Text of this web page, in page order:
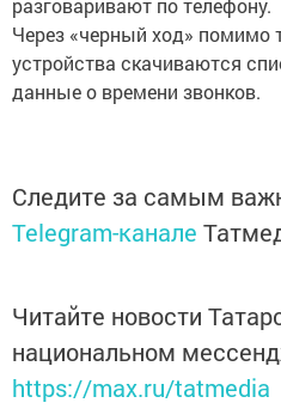
разговаривают по телефону.
Через «черный ход» помимо
устройства скачиваются
данные о времени звонков.
Следите за самым
Telegram-канале
Читайте новости
национальном
https://max.ru/tatmedia